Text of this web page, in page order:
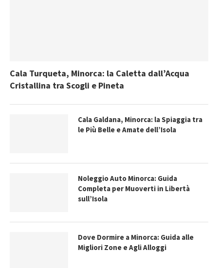
Cala Turqueta, Minorca: la Caletta dall’Acqua
Cristallina tra Scogli e Pineta
Cala Galdana, Minorca: la Spiaggia tra
le Più Belle e Amate dell’Isola
Noleggio Auto Minorca: Guida
Completa per Muoverti in Libertà
sull’Isola
Dove Dormire a Minorca: Guida alle
Migliori Zone e Agli Alloggi